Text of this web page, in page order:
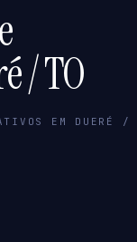
/ TO
EM DUERÉ /